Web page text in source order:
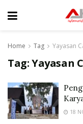
Home Tag Yayasan
Tag:Yayasan
18